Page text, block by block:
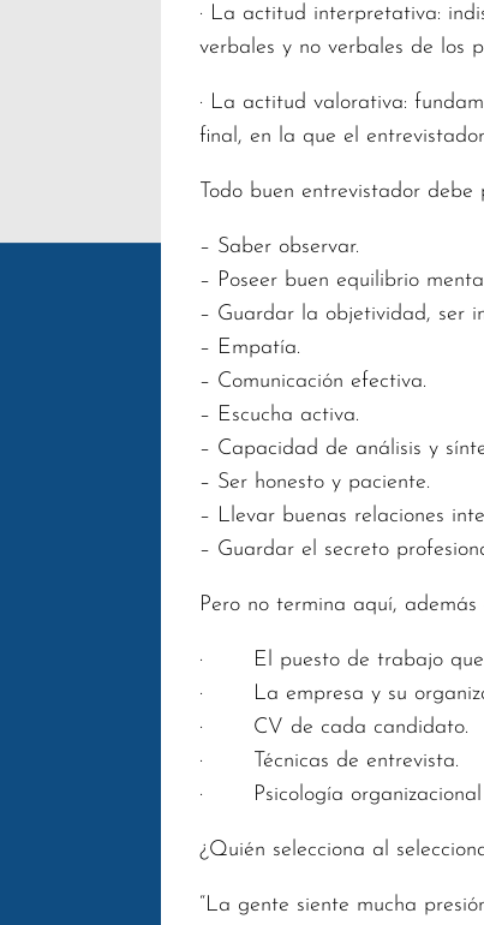
· La actitud interpretativa:
verbales y no verbales de los
· La actitud valorativa:
final, en la que el
Todo buen entrevistador
– Saber observar.
– Poseer buen equilibrio
– Guardar la objetividad, ser
– Empatía.
– Comunicación efectiva.
– Escucha activa.
– Capacidad de análisis y
– Ser honesto y paciente.
– Llevar buenas relaciones
– Guardar el secreto
Pero no termina aquí,
· El puesto de trabajo que
· La empresa y su
· CV de cada candidato.
· Técnicas de entrevista.
· Psicología organizacional
¿Quién selecciona al
“La gente siente mucha